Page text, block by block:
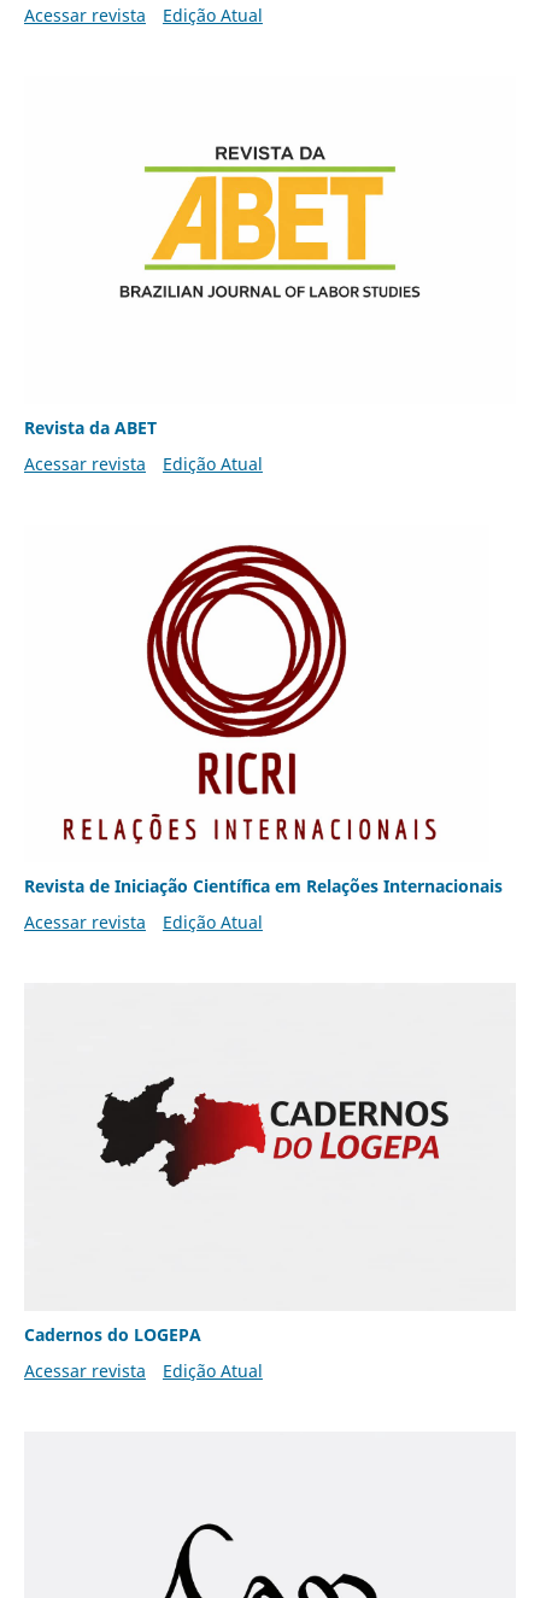
Acessar revista Edição Atual
Revista da ABET
Acessar revista
Edição Atual
Revista de Iniciação Científica em Relações Internacionais
Acessar revista
Edição Atual
Cadernos do LOGEPA
Acessar revista
Edição Atual